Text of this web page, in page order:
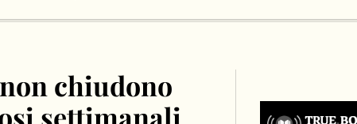
chiudono